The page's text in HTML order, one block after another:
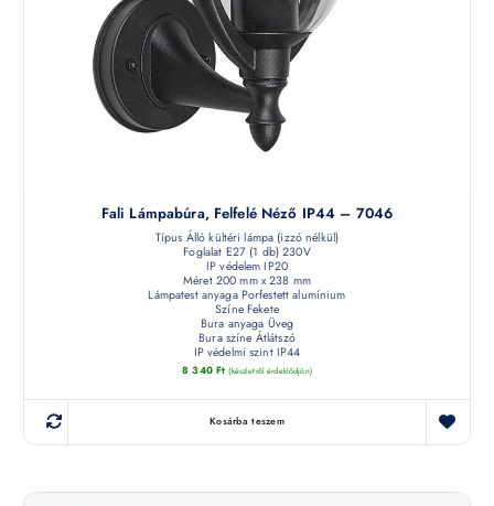
Fali Lámpabúra, Felfelé Néző IP44 – 7046
Típus Álló kültéri lámpa (izzó nélkül)
Foglalat E27 (1 db) 230V
IP védelem IP20
Méret 200 mm x 238 mm
Lámpatest anyaga Porfestett alumínium
Színe Fekete
Bura anyaga Üveg
Bura színe Átlátszó
IP védelmi szint IP44
8 340 Ft (készletről érdeklődjön)
Kosárba teszem